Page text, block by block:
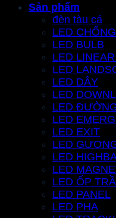
Sản phẩm
đèn tàu cá
LED
LED BULB
LED
LED
LED DÂY
LED
LED
LED
LED EXIT
LED
LED
LED
LED ỐP
LED PANEL
LED PHA